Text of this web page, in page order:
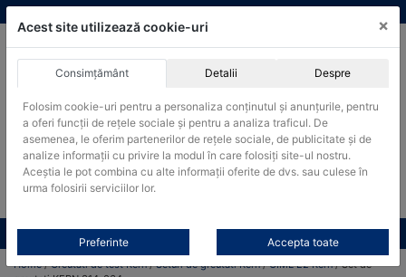
Skip
to
Produsele pot fi achizitionate si in sistemul SEAP / SICAP
Products
search
CAUTARE
Toate produsele CONTACT
Home/Greutati de test Kern/Seturi de greutati Kern/OIML E2 Kern/ Set de
Acest site utilizează cookie-uri ×
Consimțământ Detalii Despre
Folosim cookie-uri pentru a personaliza conținutul și anunțurile, pentru
a oferi funcții de rețele sociale și pentru a analiza traficul. De
asemenea, le oferim partenerilor de rețele sociale, de publicitate și de
analize informații cu privire la modul în care folosiți site-ul nostru.
Aceștia le pot combina cu alte informații oferite de dvs. sau culese în
urma folosirii serviciilor lor.
Preferinte Accepta toate